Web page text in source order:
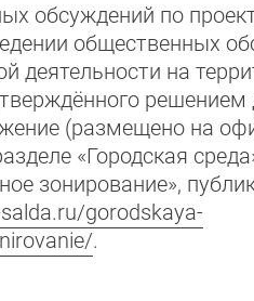
обсуждений по
общественных
деятельности на
(размещено на
«Городская
gorodskaya-
.